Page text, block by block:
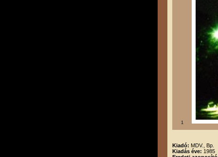
1
Kiadó: MDV., Bp.
Kiadás éve: 1985